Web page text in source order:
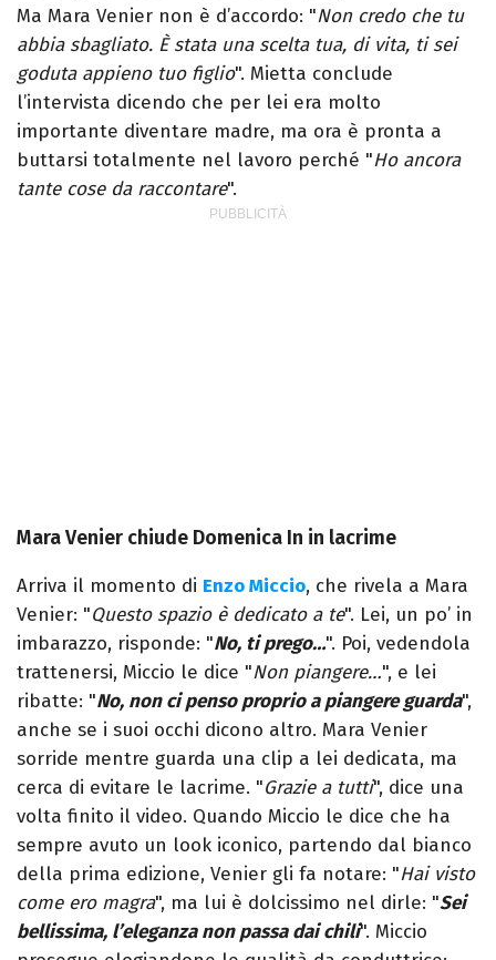
Ma Mara Venier non è d’accordo: "Non credo che tu
abbia sbagliato. È stata una scelta tua, di vita, ti sei
goduta appieno tuo figlio". Mietta conclude
l’intervista dicendo che per lei era molto
importante diventare madre, ma ora è pronta a
buttarsi totalmente nel lavoro perché "Ho ancora
tante cose da raccontare".
Mara Venier chiude Domenica In in lacrime
Arriva il momento di Enzo Miccio, che rivela a Mara
Venier: "Questo spazio è dedicato a te". Lei, un po’ in
imbarazzo, risponde: "No, ti prego…". Poi, vedendola
trattenersi, Miccio le dice "Non piangere…", e lei
ribatte: "No, non ci penso proprio a piangere guarda",
anche se i suoi occhi dicono altro. Mara Venier
sorride mentre guarda una clip a lei dedicata, ma
cerca di evitare le lacrime. "Grazie a tutti", dice una
volta finito il video. Quando Miccio le dice che ha
sempre avuto un look iconico, partendo dal bianco
della prima edizione, Venier gli fa notare: "Hai visto
come ero magra", ma lui è dolcissimo nel dirle: "Sei
bellissima, l’eleganza non passa dai chili". Miccio